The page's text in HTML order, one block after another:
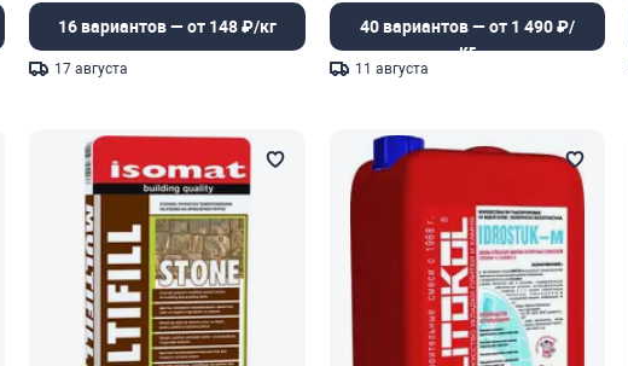
цветная затирочная смесь
16 вариантов — от 148 ₽/кг
17 августа
плитки
40 вариантов — от 1 490 ₽/
кг
11 августа